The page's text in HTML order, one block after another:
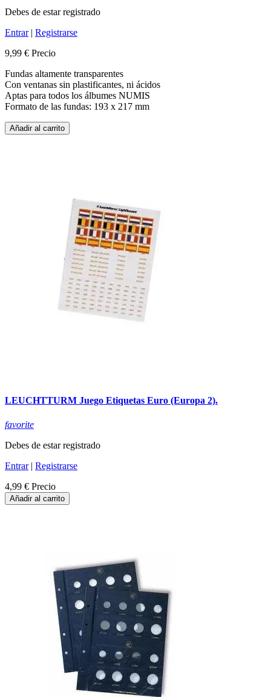
Debes de estar registrado
Entrar| Registrarse
9,99 € Precio
Fundas altamente transparentes
Con ventanas sin plastificantes, ni ácidos
Aptas para todos los álbumes NUMIS
Formato de las fundas: 193 x 217 mm
Añadir al carrito
LEUCHTTURM Juego Etiquetas Euro (Europa 2).
favorite
Debes de estar registrado
Entrar| Registrarse
4,99 € Precio
Añadir al carrito